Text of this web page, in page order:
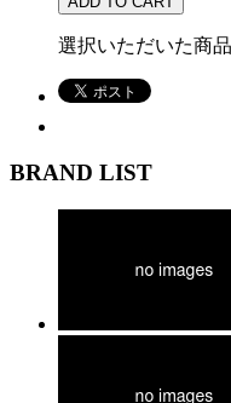
選択いただいた商
BRAND LIST